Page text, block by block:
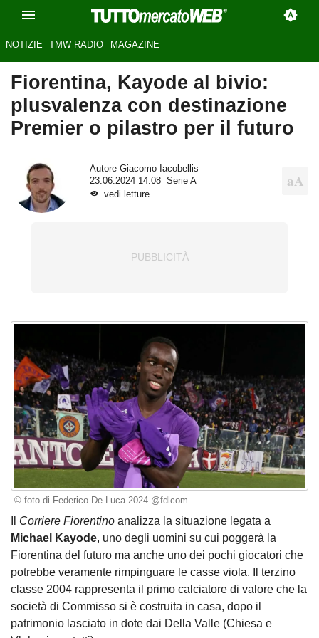
NOTIZIE TMW RADIO MAGAZINE
Fiorentina, Kayode al bivio:
plusvalenza con destinazione
Premier o pilastro per il futuro
Autore Giacomo Iacobellis
23.06.2024 14:08
Serie A
vedi letture
© foto di Federico De Luca 2024 @fdlcom
Corriere Fiorentino analizza la situazione legata a
Michael Kayode, uno degli uomini su cui poggerà la
Fiorentina del futuro ma anche uno dei pochi giocatori che
potrebbe veramente rimpinguare le casse viola. Il terzino
classe 2004 rappresenta il primo calciatore di valore che la
società di Commisso si è costruita in casa, dopo il
patrimonio lasciato in dote dai Della Valle (Chiesa e